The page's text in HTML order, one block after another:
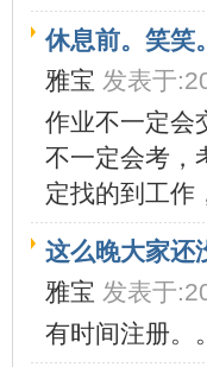
休息前。笑笑
雅宝 发表于
作业不一定会
不一定会考，
定找的到工作
这么晚大家还
雅宝 发表于
有时间注册。